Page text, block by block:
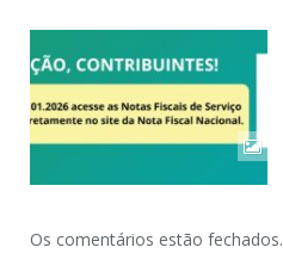
Os comentários estão fechados.